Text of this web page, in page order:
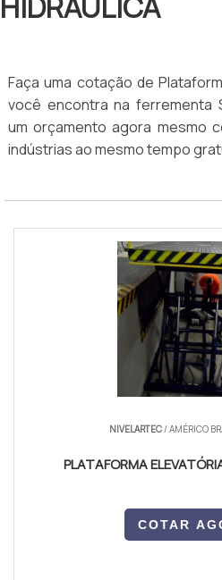
Faça uma cotação de
você encontra na ferrementa
um orçamento agora mesmo
indústrias ao mesmo tempo
NIVELARTEC/ AMÉRICO
PLATAFORMA
COTAR